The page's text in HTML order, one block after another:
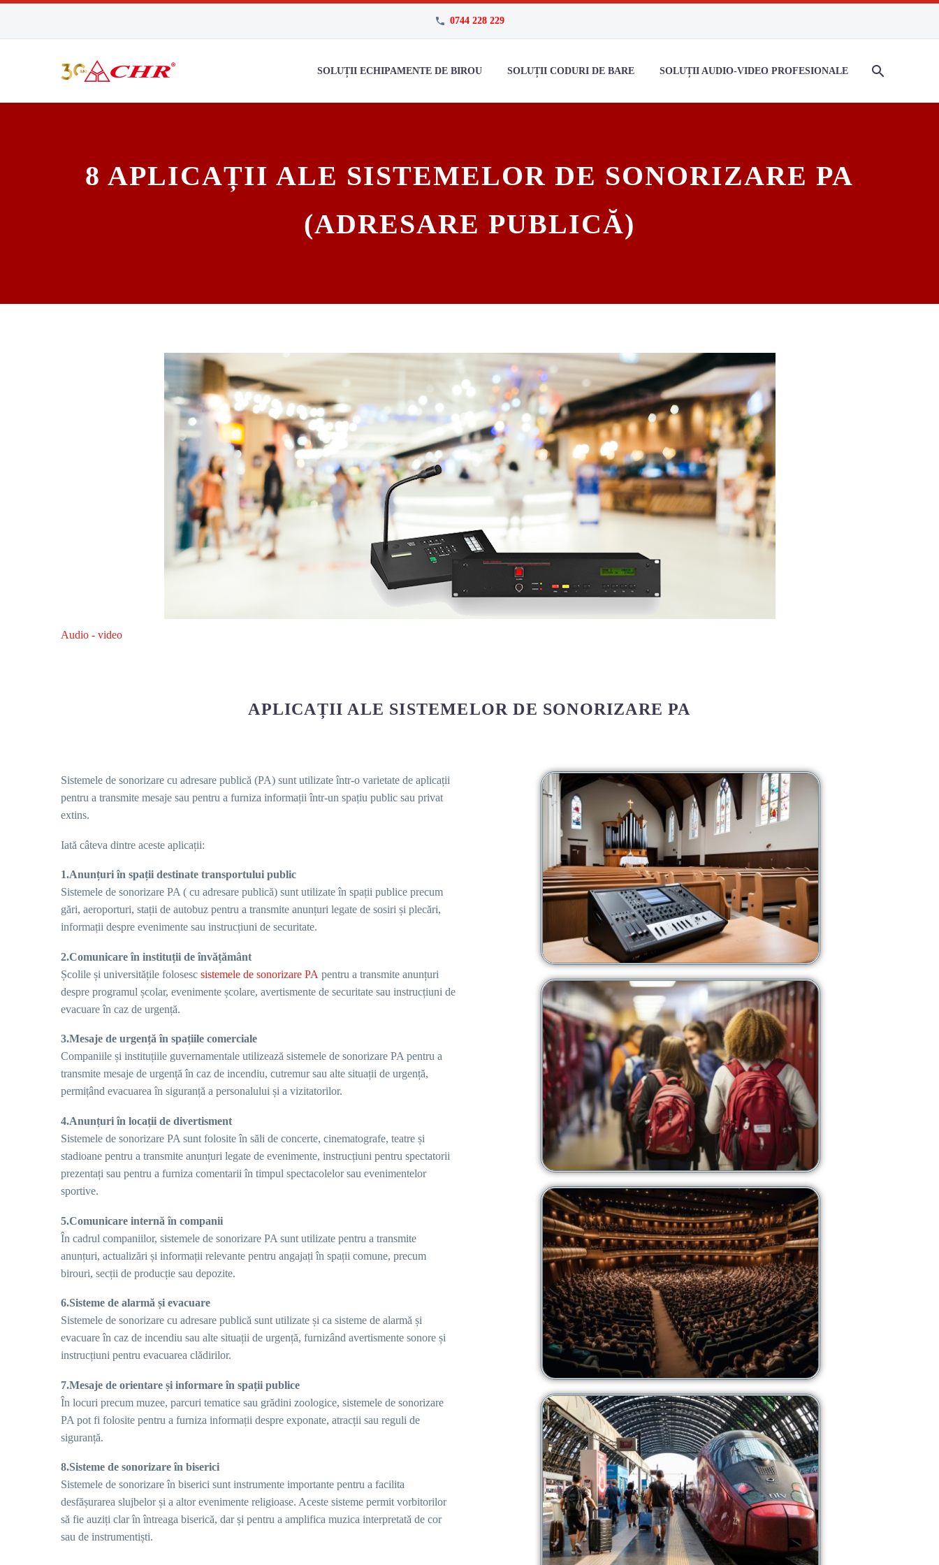
0744 228 229
SOLUȚII ECHIPAMENTE DE BIROU SOLUȚII CODURI DE BARE SOLUȚII AUDIO-VIDEO PROFESIONALE
8 APLICAȚII ALE SISTEMELOR DE SONORIZARE PA
(ADRESARE PUBLICĂ)
Audio - video
APLICAȚII ALE SISTEMELOR DE SONORIZARE PA
Sistemele de sonorizare cu adresare publică (PA) sunt utilizate într-o varietate de aplicații
pentru a transmite mesaje sau pentru a furniza informații într-un spațiu public sau privat
extins.
Iată câteva dintre aceste aplicații:
1.Anunțuri în spații destinate transportului public
Sistemele de sonorizare PA ( cu adresare publică) sunt utilizate în spații publice precum
gări, aeroporturi, stații de autobuz pentru a transmite anunțuri legate de sosiri și plecări,
informații despre evenimente sau instrucțiuni de securitate.
2.Comunicare în instituții de învățământ
Școlile și universitățile folosesc sistemele de sonorizare PA pentru a transmite anunțuri
despre programul școlar, evenimente școlare, avertismente de securitate sau instrucțiuni de
evacuare în caz de urgență.
3.Mesaje de urgență în spațiile comerciale
Companiile și instituțiile guvernamentale utilizează sistemele de sonorizare PA pentru a
transmite mesaje de urgență în caz de incendiu, cutremur sau alte situații de urgență,
permițând evacuarea în siguranță a personalului și a vizitatorilor.
4.Anunțuri în locații de divertisment
Sistemele de sonorizare PA sunt folosite în săli de concerte, cinematografe, teatre și
stadioane pentru a transmite anunțuri legate de evenimente, instrucțiuni pentru spectatorii
prezentați sau pentru a furniza comentarii în timpul spectacolelor sau evenimentelor
sportive.
5.Comunicare internă în companii
În cadrul companiilor, sistemele de sonorizare PA sunt utilizate pentru a transmite
anunțuri, actualizări și informații relevante pentru angajați în spații comune, precum
birouri, secții de producție sau depozite.
6.Sisteme de alarmă și evacuare
Sistemele de sonorizare cu adresare publică sunt utilizate și ca sisteme de alarmă și
evacuare în caz de incendiu sau alte situații de urgență, furnizând avertismente sonore și
instrucțiuni pentru evacuarea clădirilor.
7.Mesaje de orientare și informare în spații publice
În locuri precum muzee, parcuri tematice sau grădini zoologice, sistemele de sonorizare
PA pot fi folosite pentru a furniza informații despre exponate, atracții sau reguli de
siguranță.
8.Sisteme de sonorizare în biserici
Sistemele de sonorizare în biserici sunt instrumente importante pentru a facilita
desfășurarea slujbelor și a altor evenimente religioase. Aceste sisteme permit vorbitorilor
să fie auziți clar în întreaga biserică, dar și pentru a amplifica muzica interpretată de cor
sau de instrumentiști.